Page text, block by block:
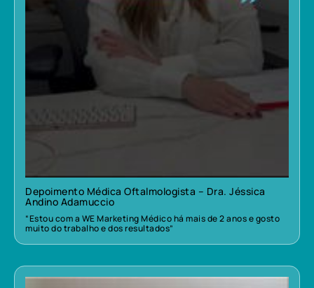
Depoimento Médica Oftalmologista – Dra. Jéssica
Andino Adamuccio
“Estou com a WE Marketing Médico há mais de 2 anos e gosto
muito do trabalho e dos resultados”